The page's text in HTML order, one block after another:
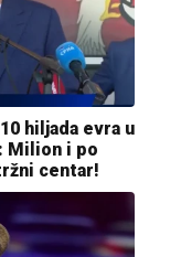
hiljada evra u
Milion i po
centar!